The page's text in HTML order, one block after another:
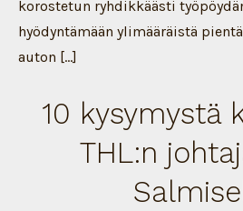
korostetun ryhdikkäästi
hyödyntämään ylimääräistä
auton […]
10 kysymystä
THL:n